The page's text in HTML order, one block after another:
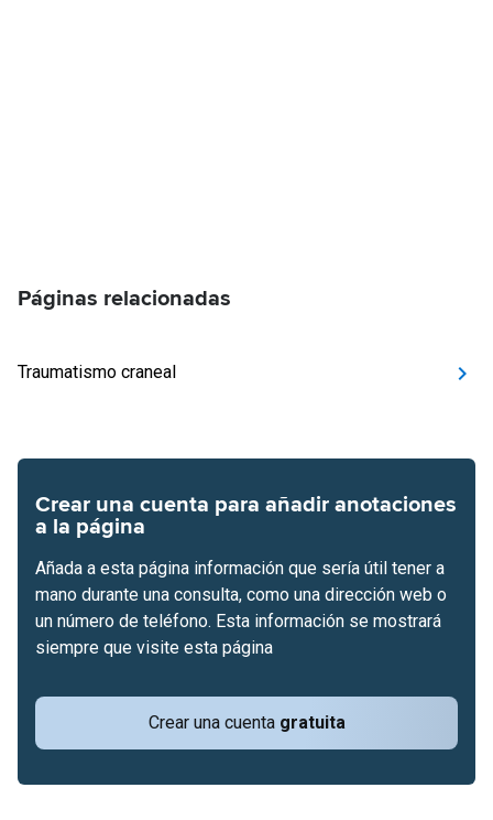
Páginas relacionadas
Traumatismo craneal
Crear una cuenta para añadir anotaciones
a la página
Crear una cuenta gratuita
Añada a esta página información que sería útil tener a
mano durante una consulta, como una dirección web o
un número de teléfono. Esta información se mostrará
siempre que visite esta página